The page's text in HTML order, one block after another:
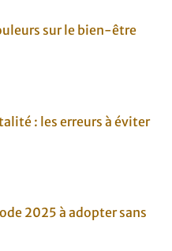
sur le bien-être
: les erreurs à éviter
2025 à adopter sans